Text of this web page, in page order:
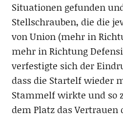
Situationen gefunden
Stellschrauben, die die
von Union (mehr in
mehr in Richtung
verfestigte sich der
dass die Startelf wieder
Stammelf wirkte und so
dem Platz das Vertrauen